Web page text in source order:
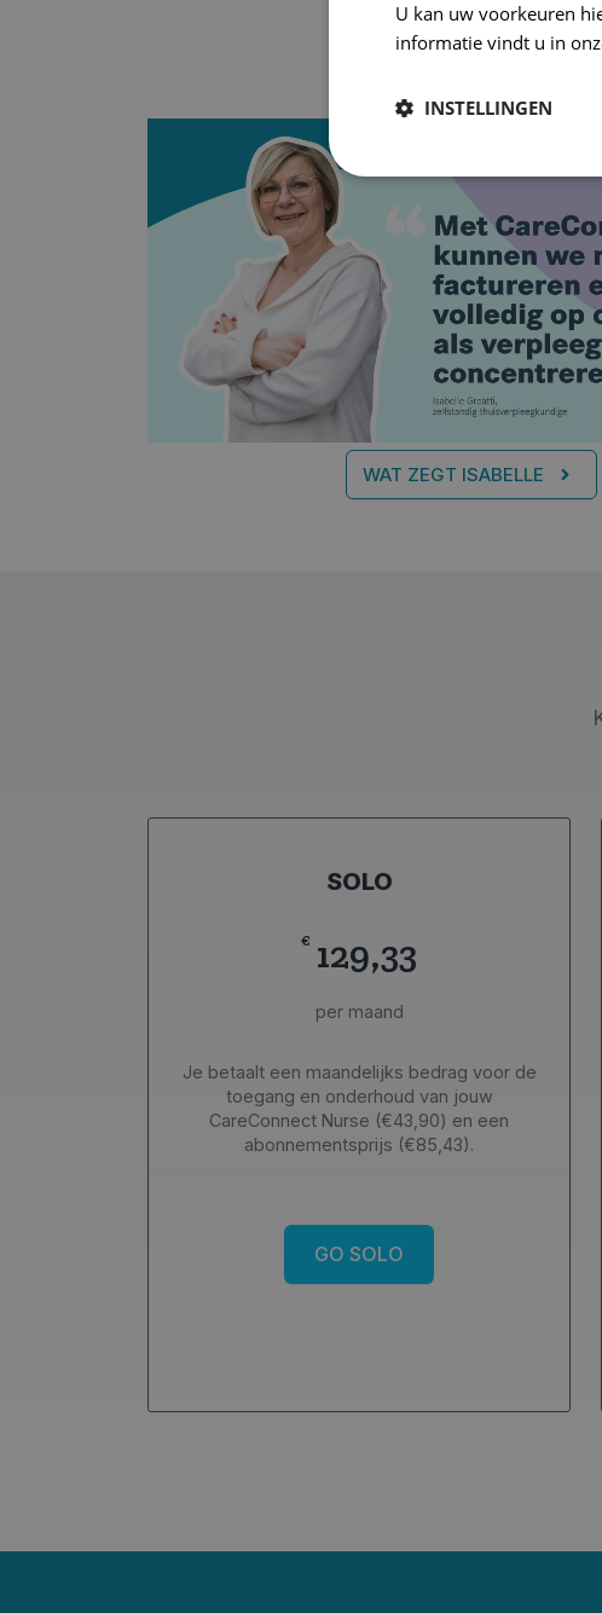
WAT ZEGT ISABELLE
SOLO
€ 129,33
per maand
Je betaalt een maandelijks bedrag voor de
toegang en onderhoud van jouw
CareConnect Nurse (€43,90) en een
abonnementsprijs (€85,43).
GO SOLO
U kan uw voorkeuren
informatie vindt u in
INSTELLINGEN